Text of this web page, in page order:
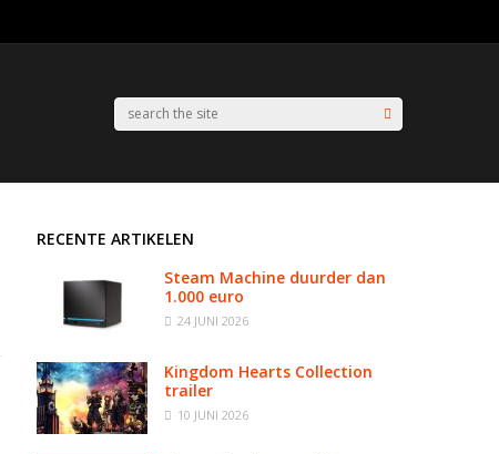
RECENTE ARTIKELEN
Steam Machine duurder dan
1.000 euro
24 JUNI 2026
Kingdom Hearts Collection
trailer
10 JUNI 2026